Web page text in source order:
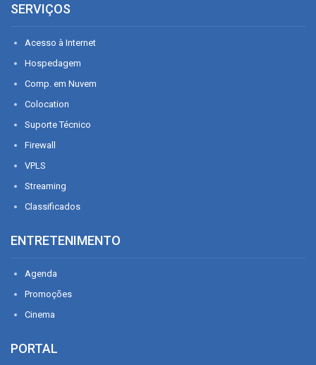
SERVIÇOS
Acesso à Internet
Hospedagem
Comp. em Nuvem
Colocation
Suporte Técnico
Firewall
VPLS
Streaming
Classificados
ENTRETENIMENTO
Agenda
Promoções
Cinema
PORTAL